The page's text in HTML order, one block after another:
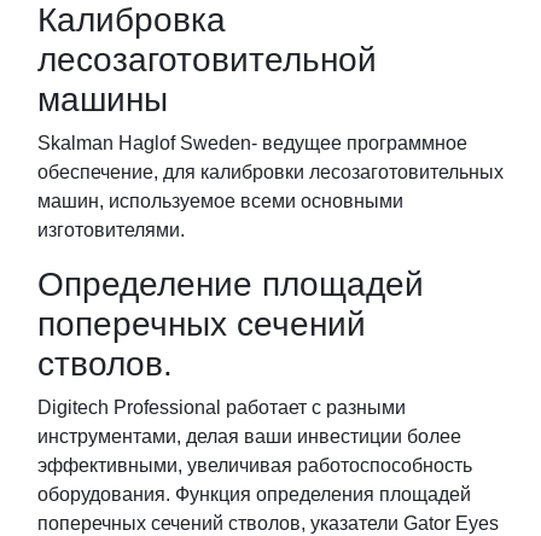
Калибровка
лесозаготовительной
машины
Skalman Haglof Sweden- ведущее программное
обеспечение, для калибровки лесозаготовительных
машин, используемое всеми основными
изготовителями.
Определение площадей
поперечных сечений
стволов.
Digitech Professional работает с разными
инструментами, делая ваши инвестиции более
эффективными, увеличивая работоспособность
оборудования. Функция определения площадей
поперечных сечений стволов, указатели Gator Eyes